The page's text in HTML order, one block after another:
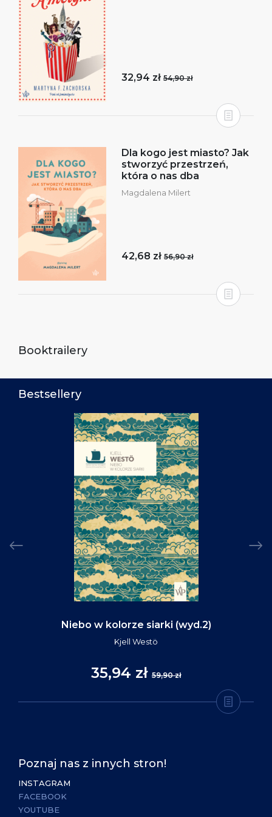
32,94 zł 54,90 zł
Dla kogo jest miasto? Jak
stworzyć przestrzeń,
która o nas dba
Magdalena Milert
42,68 zł 56,90 zł
Booktrailery
Bestsellery
Niebo w kolorze siarki (wyd.2)
Kjell Westö
35,94 zł 59,90 zł
Poznaj nas z innych stron!
INSTAGRAM
FACEBOOK
YOUTUBE